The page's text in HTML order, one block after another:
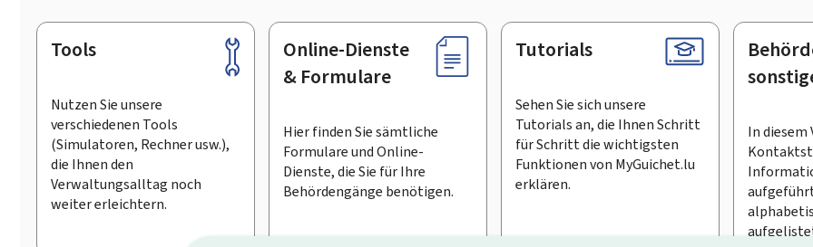
Footer
Tools
Nutzen Sie unsere
verschiedenen Tools
(Simulatoren, Rechner usw.),
die Ihnen den
Verwaltungsalltag noch
weiter erleichtern.
Online-Dienste
& Formulare
Hier finden Sie sämtliche
Formulare und Online-
Dienste, die Sie für Ihre
Behördengänge benötigen.
Tutorials
Sehen Sie sich unsere
Tutorials an, die Ihnen Schritt
für Schritt die wichtigsten
Funktionen von MyGuichet.lu
erklären.
In diesem